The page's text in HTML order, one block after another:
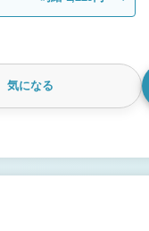
気になる